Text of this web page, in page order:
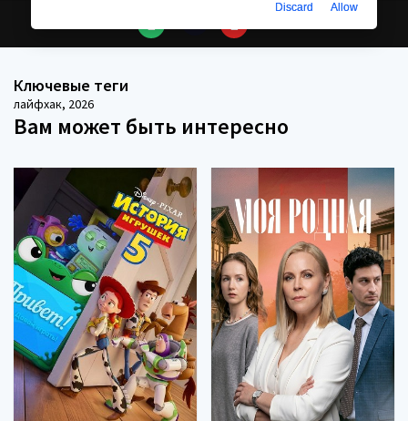
Ключевые теги
лайфхак, 2026
Вам может быть интересно
Discard Allow